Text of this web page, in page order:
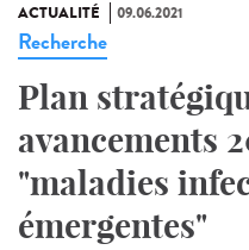
ACTUALITÉ 09.06.2021
Recherche
Plan
avancements
"maladies
émergentes"